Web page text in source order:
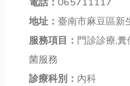
地址： 臺南市麻豆區新
服務項目： 門診診療,
菌服務
診療科別： 內科